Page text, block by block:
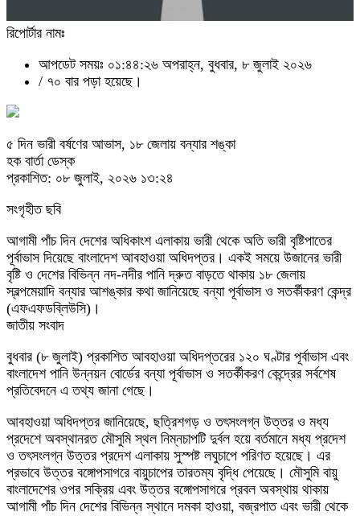
রিপোর্টার নামঃ
আপডেট সময়ঃ ০১:৪৪:২৬ অপরাহ্ন, বুধবার, ৮ জুলাই ২০২৬
/ ৭০ বার পড়া হয়েছে।
৫ দিন ভারী বর্ষণের আভাস, ১৮ জেলায় বন্যার শঙ্কা
হক বার্তা ডেস্ক
প্রকাশিত: ০৮ জুলাই, ২০২৬ ১৩:২৪
সংগৃহীত ছবি
আগামী পাঁচ দিন দেশের অধিকাংশ এলাকায় ভারী থেকে অতি ভারী বৃষ্টিপাতের
পূর্বাভাস দিয়েছে বাংলাদেশ আবহাওয়া অধিদপ্তর। একই সময়ে উজানের ভারী
বৃষ্টি ও দেশের বিভিন্ন নদ-নদীর পানি দ্রুত বাড়তে থাকায় ১৮ জেলায়
স্বল্পমেয়াদি বন্যার আশঙ্কার কথা জানিয়েছে বন্যা পূর্বাভাস ও সতর্কীকরণ কেন্দ্র
(এফএফডব্লিউসি)।
জাতীয় সংবাদ
বুধবার (৮ জুলাই) প্রকাশিত আবহাওয়া অধিদপ্তরের ১২০ ঘণ্টার পূর্বাভাস এবং
বাংলাদেশ পানি উন্নয়ন বোর্ডের বন্যা পূর্বাভাস ও সতর্কীকরণ কেন্দ্রের সর্বশেষ
প্রতিবেদনে এ তথ্য জানা গেছে।
আবহাওয়া অধিদপ্তর জানিয়েছে, ছত্রিশগড় ও তৎসংলগ্ন উত্তর ও মধ্য
প্রদেশে অবস্থানরত মৌসুমি স্থল নিম্নচাপটি দুর্বল হয়ে বর্তমানে মধ্য প্রদেশ
ও তৎসংলগ্ন উত্তর প্রদেশ এলাকায় সুস্পষ্ট লঘুচাপে পরিণত হয়েছে। এর
প্রভাবে উত্তর বঙ্গোপসাগরে বায়ুচাপের তারতম্য বৃদ্ধি পেয়েছে। মৌসুমি বায়ু
বাংলাদেশের ওপর সক্রিয় এবং উত্তর বঙ্গোপসাগরে প্রবল অবস্থায় থাকায়
আগামী পাঁচ দিন দেশের বিভিন্ন স্থানে দমকা হাওয়া, বজ্রপাত এবং ভারী থেকে